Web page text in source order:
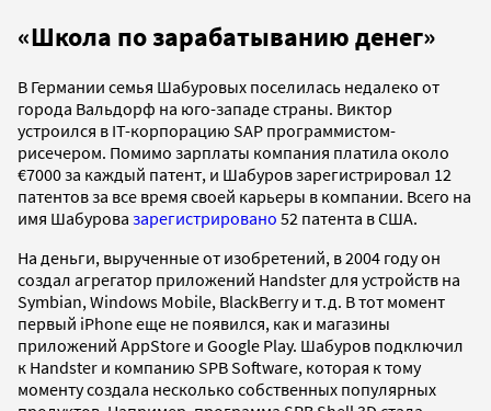
«Школа по зарабатыванию денег»
В Германии семья Шабуровых поселилась недалеко от
города Вальдорф на юго-западе страны. Виктор
устроился в IT-корпорацию SAP программистом-
рисечером. Помимо зарплаты компания платила около
€7000 за каждый патент, и Шабуров зарегистрировал 12
патентов за все время своей карьеры в компании. Всего на
имя Шабурова зарегистрировано 52 патента в США.
На деньги, вырученные от изобретений, в 2004 году он
создал агрегатор приложений Handster для устройств на
Symbian, Windows Mobile, BlackBerry и т.д. В тот момент
первый iPhone еще не появился, как и магазины
приложений AppStore и Google Play. Шабуров подключил
к Handster и компанию SPB Software, которая к тому
моменту создала несколько собственных популярных